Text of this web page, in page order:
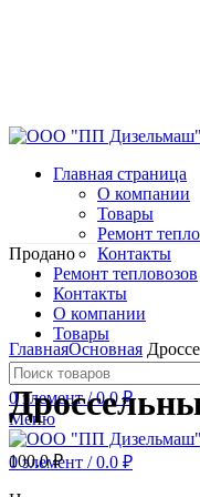
Главная страница
О компании
Товары
Ремонт
Контакты
Ремонт тепловозов
Контакты
О компании
Товары
0элемент / 0.0₽
Меню
0элемент / 0.0 ₽
Продано
Нажмите, чтобы
ГлавнаяОсновная
100.0₽